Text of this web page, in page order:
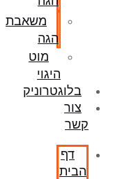
משאבת
הגה
מוט
היגוי
בלוגטרוניק
צור
קשר
דף
הבית